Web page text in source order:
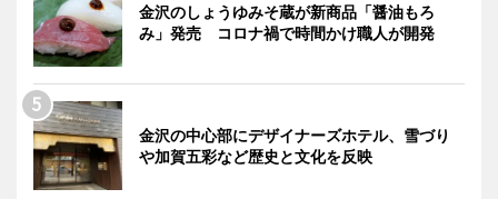
金沢のしょうゆみそ蔵が新商品「醤油もろ
み」発売 コロナ禍で時間かけ職人が開発
金沢の中心部にデザイナーズホテル、雪づり
や加賀五彩など歴史と文化を反映